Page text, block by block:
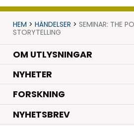
HEM > HÄNDELSER > SEMINAR: THE
STORYTELLING
OM UTLYSNINGAR
NYHETER.
FORSKNING.
NYHETSBREV